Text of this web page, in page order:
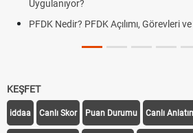
PFDK Açılımı, Görevleri ve Karar Süreci
KEŞFET
iddaa Canlı Skor Puan Durumu Canlı